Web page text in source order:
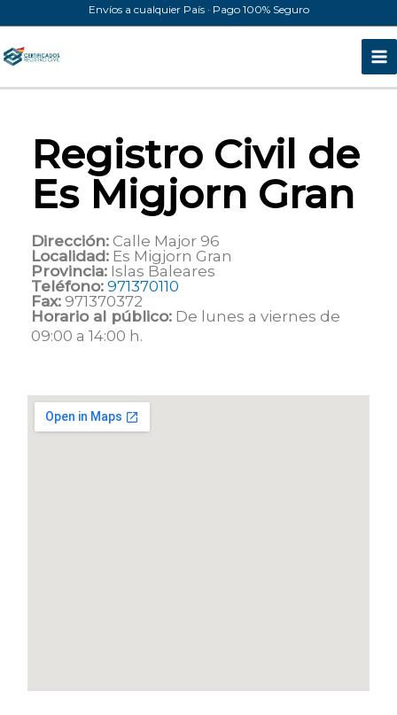
al
contenido
Envíos a cualquier País · Pago 100% Seguro
Registro Civil de
Es Migjorn Gran
Dirección: Calle Major 96
Localidad: Es Migjorn Gran
Provincia: Islas Baleares
Teléfono: 971370110
Fax: 971370372
Horario al público: De lunes a viernes de
09:00 a 14:00 h.